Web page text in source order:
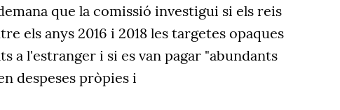
que la comissió investigui si els reis
els anys 2016 i 2018 les targetes opaques
a l'estranger i si es van pagar "abundants
despeses pròpies i